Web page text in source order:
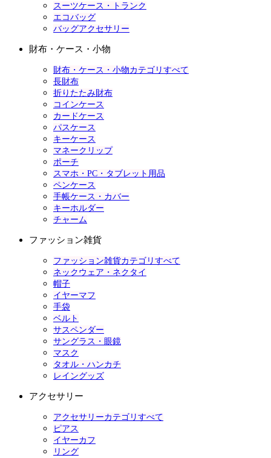
スーツケース・トランク
エコバッグ
バッグアクセサリー
財布・ケース・小物
財布・ケース・小物カテゴリすべて
長財布
折りたたみ財布
コインケース
カードケース
パスケース
キーケース
マネークリップ
ポーチ
スマホ・PC・タブレット用品
ペンケース
手帳ケース・カバー
キーホルダー
チャーム
ファッション雑貨
ファッション雑貨カテゴリすべて
ネックウェア・ネクタイ
帽子
イヤーマフ
手袋
ベルト
サスペンダー
サングラス・眼鏡
マスク
タオル・ハンカチ
レイングッズ
アクセサリー
アクセサリーカテゴリすべて
ピアス
イヤーカフ
リング